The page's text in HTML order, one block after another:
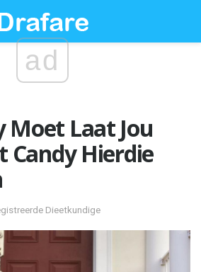
ad
Moet Laat Jou
Candy Hierdie
Dieetkundige